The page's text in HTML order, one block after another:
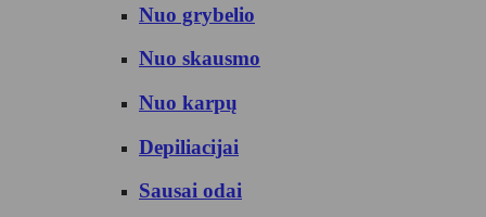
Nuo grybelio
Nuo skausmo
Nuo karpų
Depiliacijai
Sausai odai